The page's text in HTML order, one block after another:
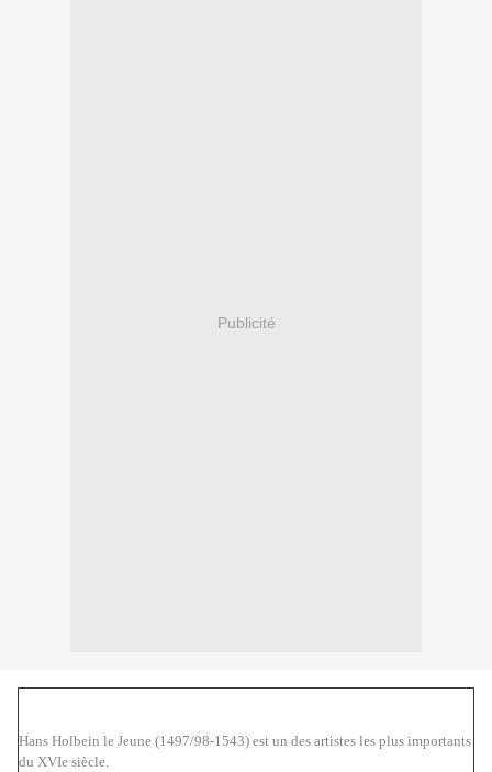
Publicité
Hans Holbein le Jeune (1497/98-1543) est un des artistes les plus importants
du XVIe siècle.